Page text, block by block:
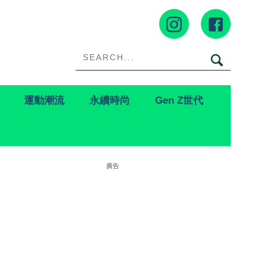
運動潮流 永續時尚 Gen Z世代
廣告